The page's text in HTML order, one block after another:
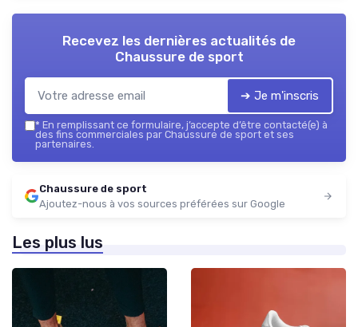
Recevez les dernières actualités de
Chaussure de sport
➔ Je m'inscris
* En remplissant ce formulaire, j’accepte d’être contacté(e) à
des fins commerciales par Chaussure de sport et ses
partenaires.
Chaussure de sport
Ajoutez-nous à vos sources préférées sur Google
Les plus lus